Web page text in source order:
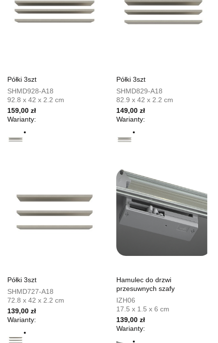
Półki 3szt
SHMD928-A18
92.8 x 42 x 2.2 cm
159,00 zł
Warianty:
Półki 3szt
SHMD829-A18
82.9 x 42 x 2.2 cm
149,00 zł
Warianty:
Półki 3szt
SHMD727-A18
72.8 x 42 x 2.2 cm
139,00 zł
Warianty:
Hamulec do drzwi
przesuwnych szafy
IZH06
17.5 x 1.5 x 6 cm
139,00 zł
Warianty: